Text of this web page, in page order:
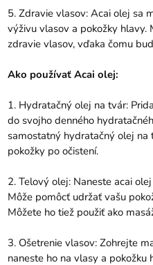
5. Zdravie vlasov: Acai olej sa
výživu vlasov a pokožky hlavy.
zdravie vlasov, vďaka čomu
Ako používať Acai olej:
1. Hydratačný olej na tvár:
do svojho denného
samostatný hydratačný olej na
pokožky po očistení.
2. Telový olej: Naneste acai
Môže pomôcť udržať vašu
Môžete ho tiež použiť ako
3. Ošetrenie vlasov: Zohrejte
naneste ho na vlasy a